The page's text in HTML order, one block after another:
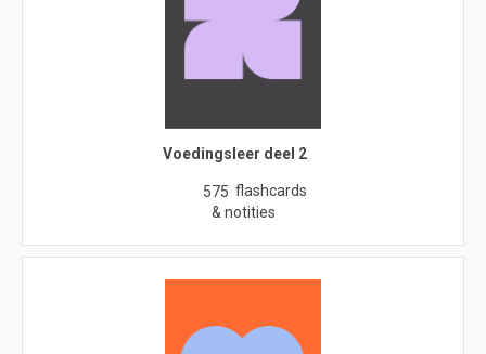
Voedingsleer deel 2
575 flashcards
& notities